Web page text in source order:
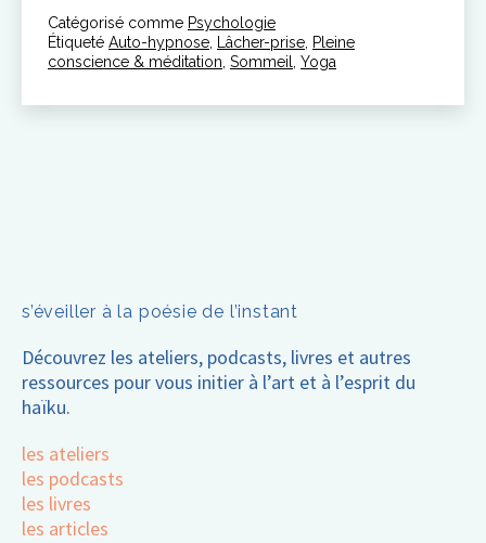
recherche
du
«
lâcher-
Catégorisé comme Psychologie
Étiqueté Auto-hypnose Lâcher-prise Pleine
conscience & méditation Sommeil Yoga
s’éveiller à la poésie de l’instant
Découvrez les ateliers, podcasts, livres et autres
ressources pour vous initier à l’art et à l’esprit du
haïku.
les ateliers
les podcasts
les livres
les articles